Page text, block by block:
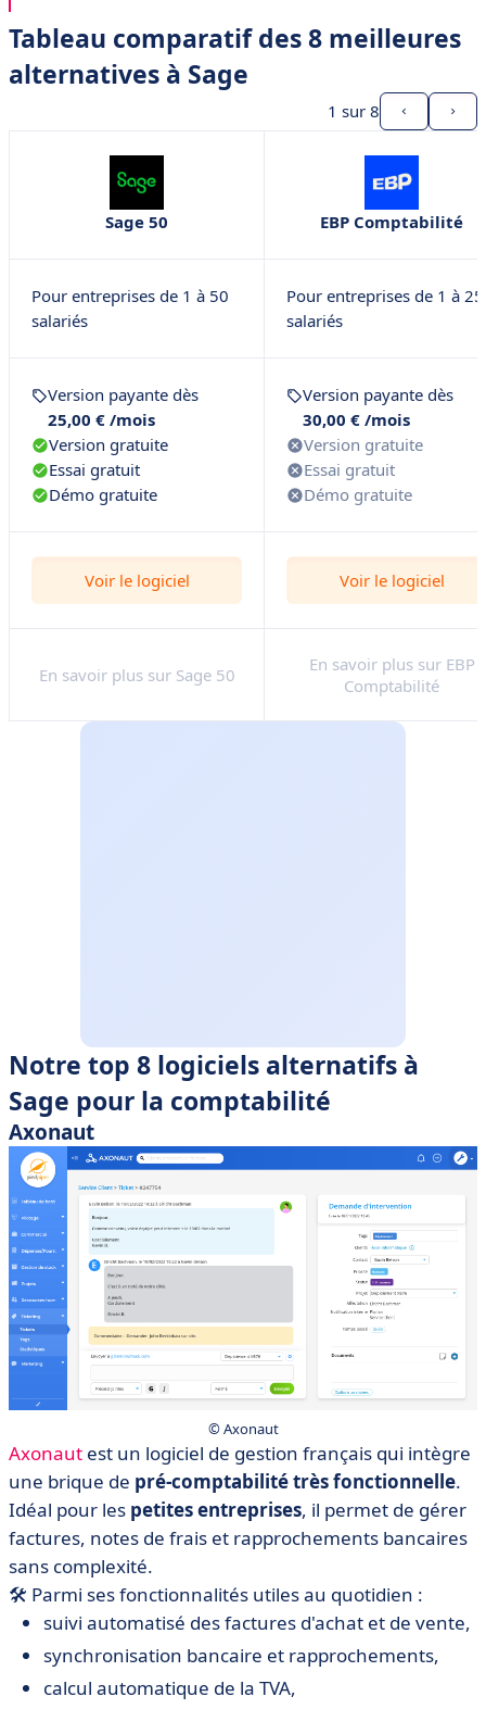
Tableau comparatif des 8 meilleures
alternatives à Sage
1 sur 8
Sage 50 EBP Comptabilité
Pour entreprises de 1 à 50
salariés
Pour entreprises de 1 à
salariés
Version payante dès
25,00 € /mois
Version gratuite
Essai gratuit
Démo gratuite
Version payante dès
30,00 € /mois
Version gratuite
Essai gratuit
Démo gratuite
Voir le logiciel Voir le logiciel
En savoir plus sur Sage 50
En savoir plus sur EBP
Comptabilité
Notre top 8 logiciels alternatifs à
Sage pour la comptabilité
Axonaut
© Axonaut
Axonaut est un logiciel de gestion français qui intègre
une brique de pré-comptabilité très fonctionnelle.
Idéal pour les petites entreprises, il permet de gérer
factures, notes de frais et rapprochements bancaires
sans complexité.
🛠️ Parmi ses fonctionnalités utiles au quotidien :
suivi automatisé des factures d'achat et de vente,
synchronisation bancaire et rapprochements,
calcul automatique de la TVA,